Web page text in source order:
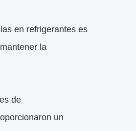
en refrigerantes es
la
de
un